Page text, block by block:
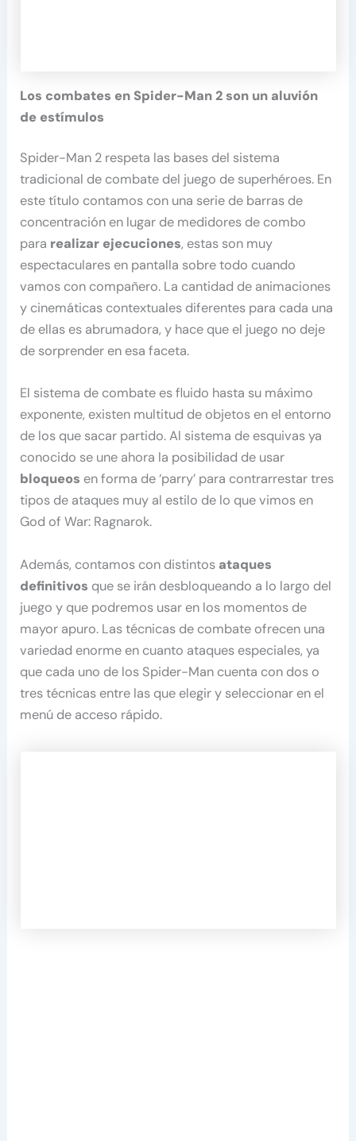
Los combates en Spider-Man 2 son un aluvión
de estímulos
Spider-Man 2 respeta las bases del sistema
tradicional de combate del juego de superhéroes. En
este título contamos con una serie de barras de
concentración en lugar de medidores de combo
para realizar ejecuciones, estas son muy
espectaculares en pantalla sobre todo cuando
vamos con compañero. La cantidad de animaciones
y cinemáticas contextuales diferentes para cada una
de ellas es abrumadora, y hace que el juego no deje
de sorprender en esa faceta.
El sistema de combate es fluido hasta su máximo
exponente, existen multitud de objetos en el entorno
de los que sacar partido. Al sistema de esquivas ya
conocido se une ahora la posibilidad de usar
bloqueos en forma de ‘parry’ para contrarrestar tres
tipos de ataques muy al estilo de lo que vimos en
God of War: Ragnarok.
Además, contamos con distintos ataques
definitivos que se irán desbloqueando a lo largo del
juego y que podremos usar en los momentos de
mayor apuro. Las técnicas de combate ofrecen una
variedad enorme en cuanto ataques especiales, ya
que cada uno de los Spider-Man cuenta con dos o
tres técnicas entre las que elegir y seleccionar en el
menú de acceso rápido.